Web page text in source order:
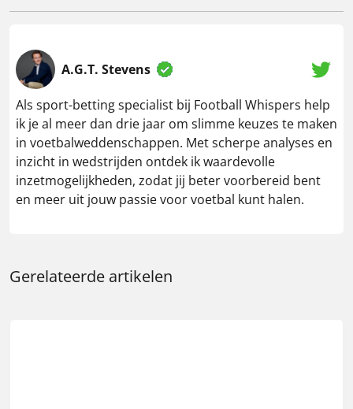
A.G.T. Stevens
Als sport-betting specialist bij Football Whispers help
ik je al meer dan drie jaar om slimme keuzes te maken
in voetbalweddenschappen. Met scherpe analyses en
inzicht in wedstrijden ontdek ik waardevolle
inzetmogelijkheden, zodat jij beter voorbereid bent
en meer uit jouw passie voor voetbal kunt halen.
Gerelateerde artikelen